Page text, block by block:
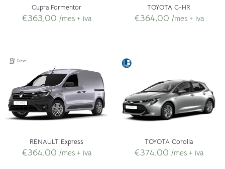
Cupra Formentor
€363,00 /mes + iva
TOYOTA C-HR
€364,00 /mes + iva
RENAULT Express
€364,00 /mes + iva
TOYOTA Corolla
€374,00 /mes + iva